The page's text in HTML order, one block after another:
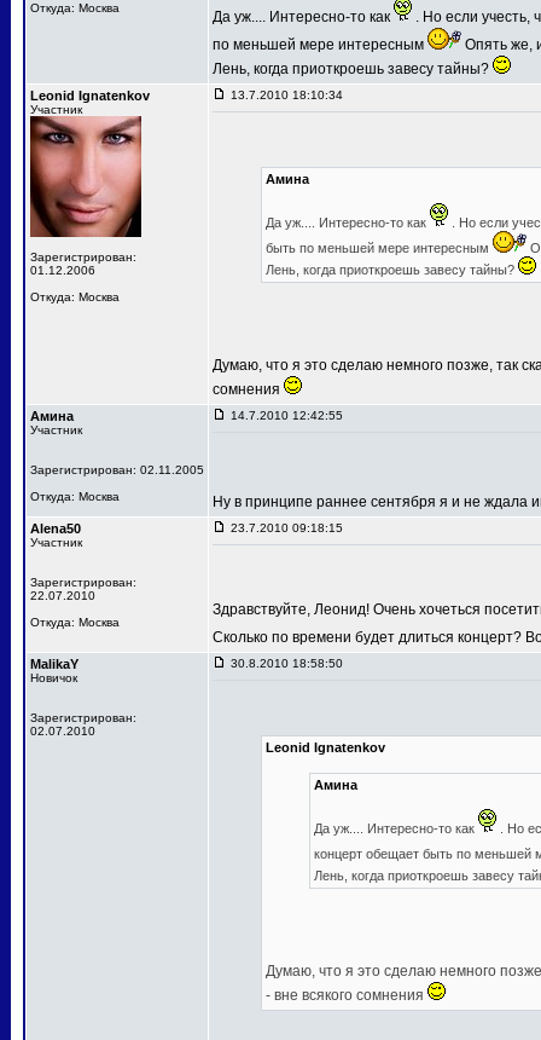
Откуда: Москва
Да уж.... Интересно-то как
. Но если учесть,
по меньшей мере интересным
Опять же,
Лень, когда приоткроешь завесу тайны?
Leonid Ignatenkov
Участник
Зарегистрирован:
01.12.2006
Откуда: Москва
13.7.2010 18:10:34
Амина
Да уж.... Интересно-то как
. Но если
быть по меньшей мере интересным
Лень, когда приоткроешь завесу тайны?
Думаю, что я это сделаю немного позже, так
сомнения
Амина
Участник
Зарегистрирован: 02.11.2005
Откуда: Москва
14.7.2010 12:42:55
Ну в принципе раннее сентября я и не
Alena50
Участник
Зарегистрирован:
22.07.2010
Откуда: Москва
23.7.2010 09:18:15
Здравствуйте, Леонид! Очень хочеться
Сколько по времени будет длиться концерт?
MalikaY
Новичок
Зарегистрирован:
02.07.2010
30.8.2010 18:58:50
Leonid Ignatenkov
Амина
Да уж.... Интересно-то как
. Но
концерт обещает быть по меньшей
Лень, когда приоткроешь завесу
Думаю, что я это сделаю немного
- вне всякого сомнения